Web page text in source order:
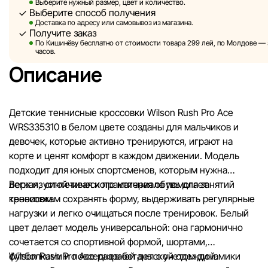
Sportlandia оставляет за собой право в одностороннем
без предварительного уведомления вносить изменения в
характеристики и потребительские свойства товаров.
Изображения, представленные на сайте, являются
Общая информация о товарах предоставляется в
Цены на товары, а также условия предоставления скидок,
подарков, рассрочки и кредитования могут быть
компанией Sportlandia в одностороннем порядке и без
предварительного уведомления.
Наша команда регулярно проверяет и обновляет
сайте, чтобы своевременно выявлять и исправлять
ошибки в кратчайшие разумные сроки.
Выберите нужный размер, цвет и количество.
Выберите способ получения
Доставка по адресу или самовывоз из магазина.
Получите заказ
По Кишинёву бесплатно от стоимости товара 299 лей, по Молдове —
часов.
Описание
Детские теннисные кроссовки Wilson Rush Pro Ace
WRS335310 в белом цвете созданы для мальчиков и
девочек, которые активно тренируются, играют на
корте и ценят комфорт в каждом движении. Модель
подходит для юных спортсменов, которым нужна
легкая, устойчивая и практичная обувь для занятий
теннисом.
Верх из синтетического материала помогает
кроссовкам сохранять форму, выдерживать регулярные
нагрузки и легко очищаться после тренировок. Белый
цвет делает модель универсальной: она гармонично
сочетается со спортивной формой, шортами,
футболками и повседневной детской одеждой.
Wilson Rush Pro Ace разработаны с учетом динамики